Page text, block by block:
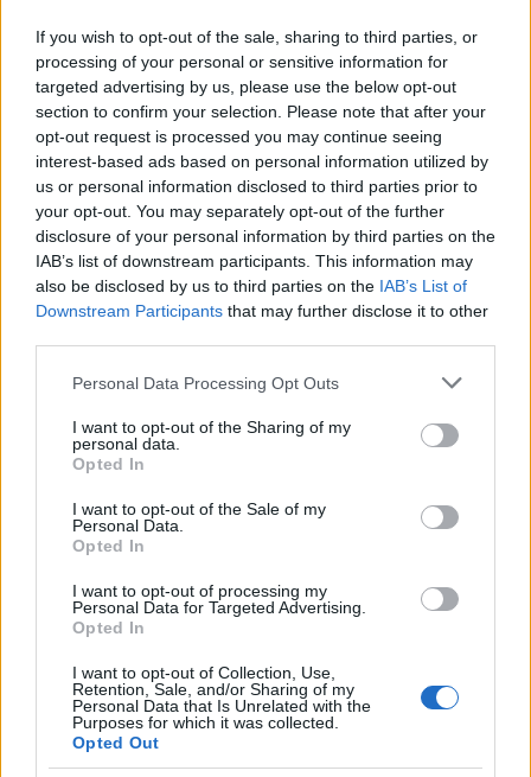
If you wish to opt-out of the sale, sharing to third parties, or
processing of your personal or sensitive information for
targeted advertising by us, please use the below opt-out
section to confirm your selection. Please note that after your
opt-out request is processed you may continue seeing
interest-based ads based on personal information utilized by
us or personal information disclosed to third parties prior to
your opt-out. You may separately opt-out of the further
disclosure of your personal information by third parties on the
IAB’s list of downstream participants. This information may
also be disclosed by us to third parties on the IAB’s List of
Downstream Participants that may further disclose it to other
Please note that this website/app uses one or more Google
not limited to your visit or usage behaviour. You may click to
grant or deny consent to Google and its third-party tags to
use your data for below specified purposes in below Google
consent section.
Personal Data Processing Opt Outs
I want to opt-out of the Sharing of my
personal data.
Opted In
I want to opt-out of the Sale of my
Personal Data.
Opted In
I want to opt-out of processing my
Personal Data for Targeted Advertising.
Opted In
I want to opt-out of Collection, Use,
Retention, Sale, and/or Sharing of my
Personal Data that Is Unrelated with the
Purposes for which it was collected.
Opted Out
FINANZA
Dolomiti Energia: utile semestrale a 100 milioni e investimenti
record nelle rinnovabili
Edoardo Vitali · 7 Ago 2026
QUOTAZIONI CRYPTO
Gold (Terra
(PAXG)
Kinza Babylon Staked
$83,270.00